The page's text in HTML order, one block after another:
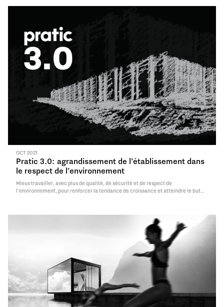
OCT 2021
Pratic 3.0: agrandissement de l’établissement dans
le respect de l’environnement
Mieux travailler, avec plus de qualité, de sécurité et de respect de
l’environnement, pour renforcer la tendance de croissance et atteindre le but
établissement…Read More